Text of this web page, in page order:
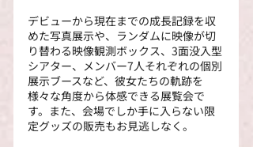
デビューから現在までの成長記録を収
めた写真展示や、ランダムに映像が切
り替わる映像観測ボックス、3面没入型
シアター、メンバー7人それぞれの個別
展示ブースなど、彼女たちの軌跡を
様々な角度から体感できる展覧会で
す。また、会場でしか手に入らない限
定グッズの販売もお見逃しなく。